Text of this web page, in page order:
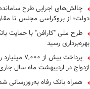
چالش‌های اجرایی طرح
دولت؛ از بروکراسی مجلس تا
واسطه‌گری
طرح ملی "کارافن" با حمایت
بهره‌برداری رسید
پرداخت بیش از
ازدواج در اردیبهشت ماه سال
کارگران
همراه بانک رفاه به‌روزرسانی